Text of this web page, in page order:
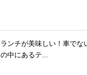
ランチが美味しい！車でな
の中にあるテ...